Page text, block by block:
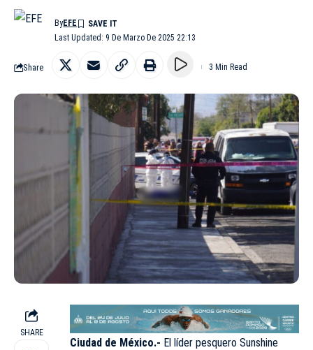
Last Updated: 9 De Marzo De 2025 22:13
ByEFE
Share 3 Min Read
SHARE
Ciudad de México.- El líder pesquero Sunshine